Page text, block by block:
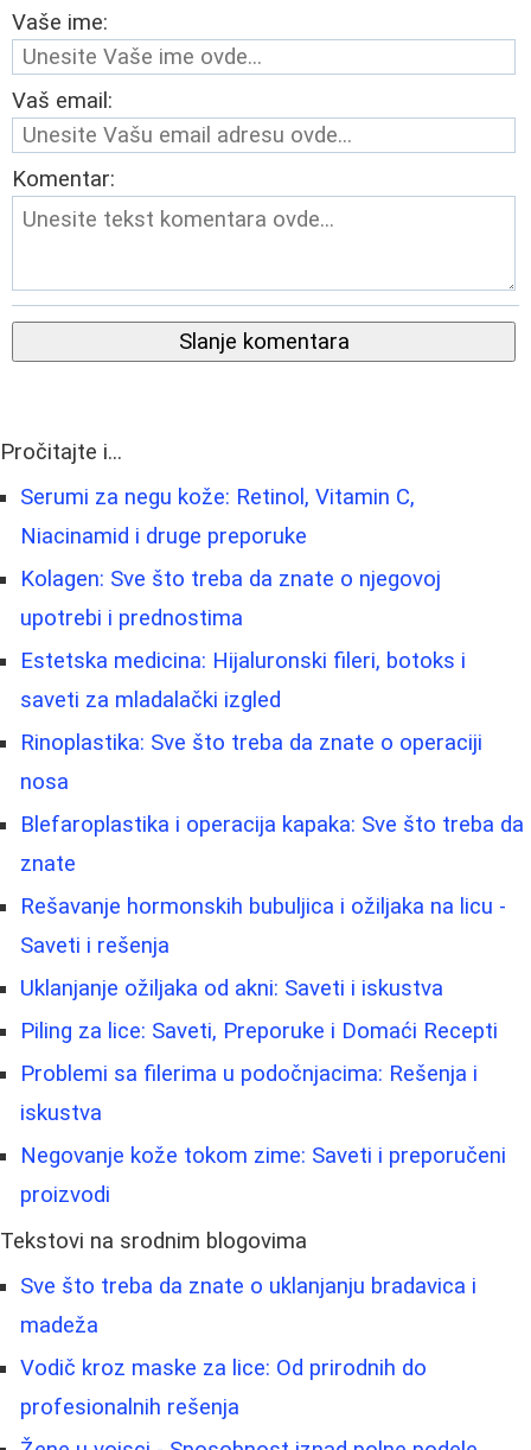
Vaše ime:
Vaš email:
Komentar:
Slanje komentara
Pročitajte i...
Serumi za negu kože: Retinol, Vitamin C,
Niacinamid i druge preporuke
Kolagen: Sve što treba da znate o njegovoj
upotrebi i prednostima
Estetska medicina: Hijaluronski fileri, botoks i
saveti za mladalački izgled
Rinoplastika: Sve što treba da znate o operaciji
nosa
Blefaroplastika i operacija kapaka: Sve što treba da
znate
Rešavanje hormonskih bubuljica i ožiljaka na licu -
Saveti i rešenja
Uklanjanje ožiljaka od akni: Saveti i iskustva
Piling za lice: Saveti, Preporuke i Domaći Recepti
Problemi sa filerima u podočnjacima: Rešenja i
iskustva
Negovanje kože tokom zime: Saveti i preporučeni
proizvodi
Tekstovi na srodnim blogovima
Sve što treba da znate o uklanjanju bradavica i
madeža
Vodič kroz maske za lice: Od prirodnih do
profesionalnih rešenja